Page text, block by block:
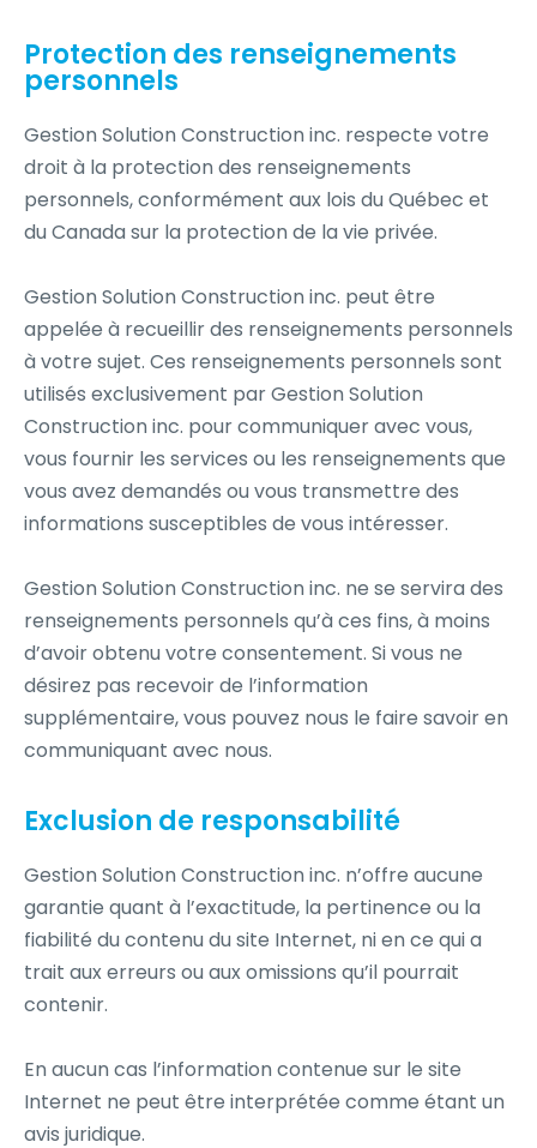
Protection des renseignements
personnels
Gestion Solution Construction inc. respecte votre
droit à la protection des renseignements
personnels, conformément aux lois du Québec et
du Canada sur la protection de la vie privée.
Gestion Solution Construction inc. peut être
appelée à recueillir des renseignements personnels
à votre sujet. Ces renseignements personnels sont
utilisés exclusivement par Gestion Solution
Construction inc. pour communiquer avec vous,
vous fournir les services ou les renseignements que
vous avez demandés ou vous transmettre des
informations susceptibles de vous intéresser.
Gestion Solution Construction inc. ne se servira des
renseignements personnels qu’à ces fins, à moins
d’avoir obtenu votre consentement. Si vous ne
désirez pas recevoir de l’information
supplémentaire, vous pouvez nous le faire savoir en
communiquant avec nous.
Exclusion de responsabilité
Gestion Solution Construction inc. n’offre aucune
garantie quant à l’exactitude, la pertinence ou la
fiabilité du contenu du site Internet, ni en ce qui a
trait aux erreurs ou aux omissions qu’il pourrait
contenir.
En aucun cas l’information contenue sur le site
Internet ne peut être interprétée comme étant un
avis juridique.